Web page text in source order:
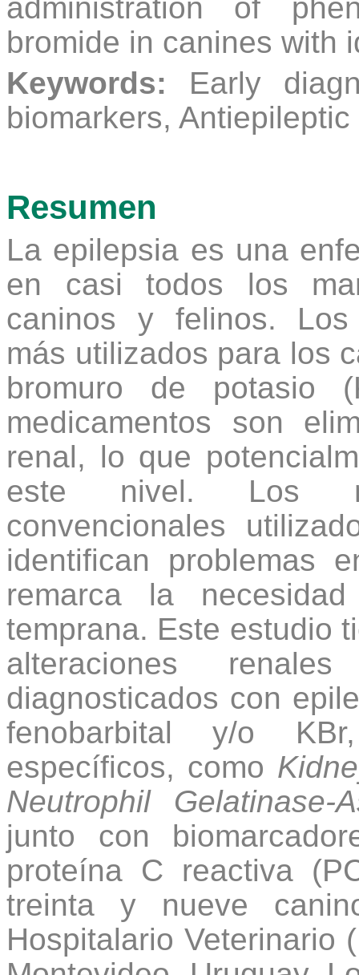
administration of
bromide in canines with
Keywords: Early
biomarkers,
Resumen
La epilepsia es una
en casi todos los
caninos y felinos. Los
más utilizados para los
bromuro de potasio
medicamentos son
renal, lo que
este nivel. Los
convencionales
identifican problemas
remarca la
temprana. Este estudio
alteraciones
diagnosticados con
fenobarbital y/o
específicos, como
Neutrophil Gelatinase-
junto con
proteína C reactiva
treinta y nueve
Hospitalario Veterinario